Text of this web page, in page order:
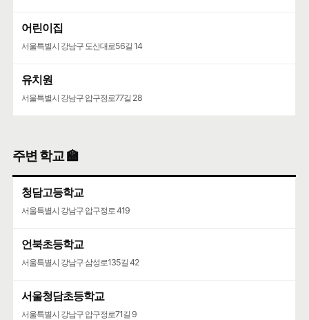
어린이집
서울특별시 강남구 도산대로56길 14
유치원
서울특별시 강남구 압구정로77길 28
주변 학교 🏫
청담고등학교
서울특별시 강남구 압구정로 419
언북초등학교
서울특별시 강남구 삼성로135길 42
서울청담초등학교
서울특별시 강남구 압구정로71길 9